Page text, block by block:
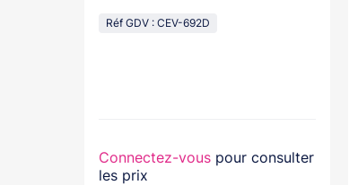
Réf GDV : CEV-692D
Connectez-vous pour consulter
les prix